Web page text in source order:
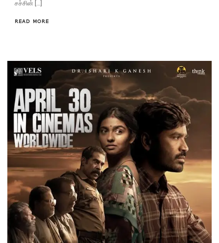
சச்சின் […]
READ MORE